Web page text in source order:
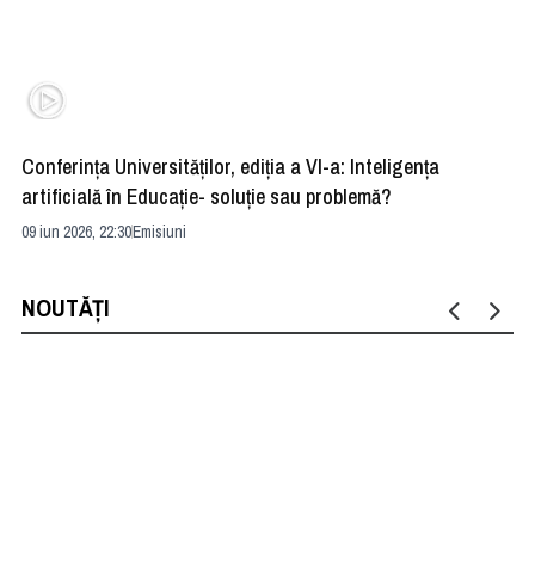
Conferința Universităților, ediția a VI-a: Inteligența
artificială în Educație- soluție sau problemă?
09 iun 2026, 22:30Emisiuni
NOUTĂȚI